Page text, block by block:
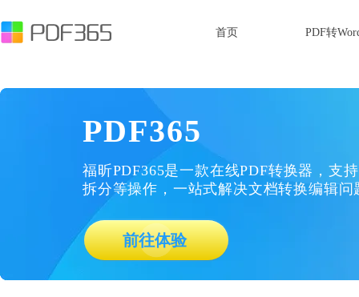
首页 PDF转
PDF365
福昕PDF365是一款在线PDF转换器，支
拆分等操作，一站式解决文档转换编辑问
前往体验